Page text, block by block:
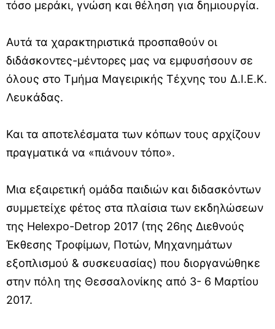
τόσο μεράκι, γνώση και θέληση για δημιουργία.
Αυτά τα χαρακτηριστικά προσπαθούν οι
διδάσκοντες-μέντορες μας να εμφυσήσουν σε
όλους στο Τμήμα Μαγειρικής Τέχνης του Δ.Ι.Ε.Κ.
Λευκάδας.
Και τα αποτελέσματα των κόπων τους αρχίζουν
πραγματικά να «πιάνουν τόπο».
Μια εξαιρετική ομάδα παιδιών και διδασκόντων
συμμετείχε φέτος στα πλαίσια των εκδηλώσεων
της Helexpo-Detrop 2017 (της 26ης Διεθνούς
Έκθεσης Τροφίμων, Ποτών, Μηχανημάτων
εξοπλισμού & συσκευασίας) που διοργανώθηκε
στην πόλη της Θεσσαλονίκης από 3- 6 Μαρτίου
2017.